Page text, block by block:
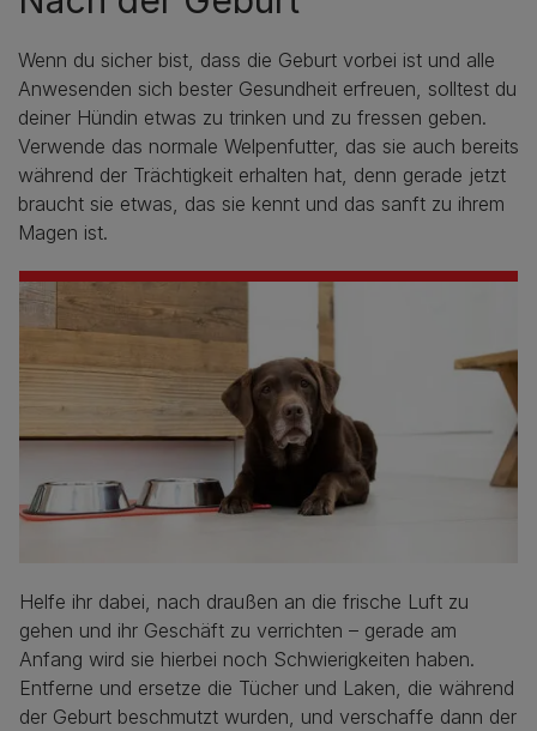
Wenn du sicher bist, dass die Geburt vorbei ist und alle
Anwesenden sich bester Gesundheit erfreuen, solltest du
deiner Hündin etwas zu trinken und zu fressen geben.
Verwende das normale Welpenfutter, das sie auch bereits
während der Trächtigkeit erhalten hat, denn gerade jetzt
braucht sie etwas, das sie kennt und das sanft zu ihrem
Magen ist.
Helfe ihr dabei, nach draußen an die frische Luft zu
gehen und ihr Geschäft zu verrichten – gerade am
Anfang wird sie hierbei noch Schwierigkeiten haben.
Entferne und ersetze die Tücher und Laken, die während
der Geburt beschmutzt wurden, und verschaffe dann der